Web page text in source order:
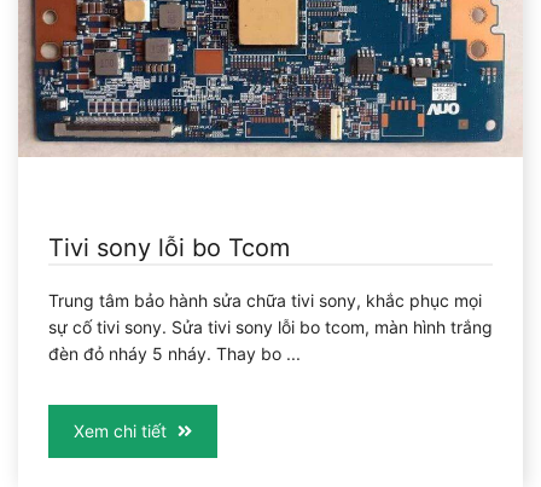
Tivi sony lỗi bo Tcom
Trung tâm bảo hành sửa chữa tivi sony, khắc phục mọi
sự cố tivi sony. Sửa tivi sony lỗi bo tcom, màn hình trắng
đèn đỏ nháy 5 nháy. Thay bo ...
Xem chi tiết